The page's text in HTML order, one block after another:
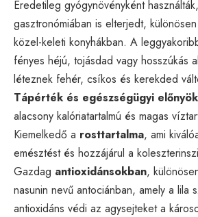
Eredetileg gyógynövényként
gasztronómiában is elterjedt,
közel-keleti konyhákban. A
fényes héjú, tojásdad vagy hosszúkás
léteznek fehér, csíkos és kerekded
Tápérték és egészségügyi
alacsony kalóriatartalmú és magas
Kiemelkedő a rosttartalma, ami
emésztést és hozzájárul a
Gazdag antioxidánsokban,
nasunin nevű antociánban, amely a lila
antioxidáns védi az agysejteket a